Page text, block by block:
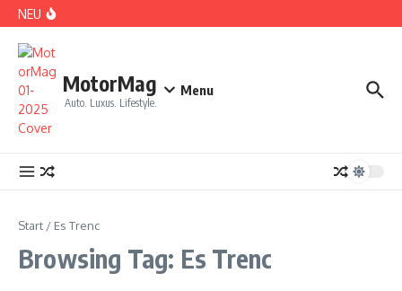
Zum Inhalt springen
NEU
MotorMag
Auto. Luxus. Lifestyle.
Menu
Start / Es Trenc
Browsing Tag: Es Trenc